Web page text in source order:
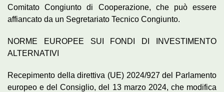
Comitato Congiunto di Cooperazione, che può essere
affiancato da un Segretariato Tecnico Congiunto.
NORME EUROPEE SUI FONDI DI INVESTIMENTO
ALTERNATIVI
Recepimento della direttiva (UE) 2024/927 del Parlamento
europeo e del Consiglio, del 13 marzo 2024, che modifica